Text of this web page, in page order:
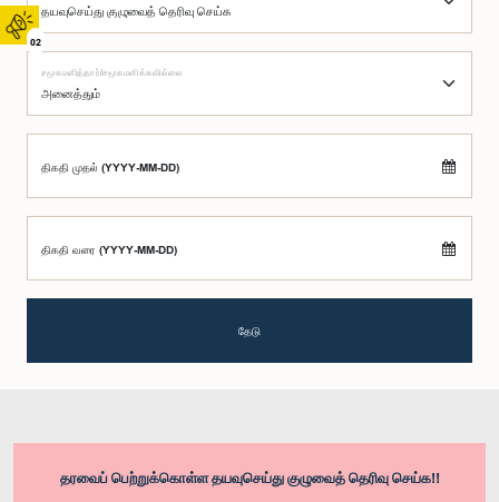
02
சமூகமளித்தார்/சமூகமளிக்கவில்லை
திகதி முதல் (YYYY-MM-DD)
திகதி வரை (YYYY-MM-DD)
தேடு
தரவைப் பெற்றுக்கொள்ள தயவுசெய்து குழுவைத் தெரிவு செய்க!!